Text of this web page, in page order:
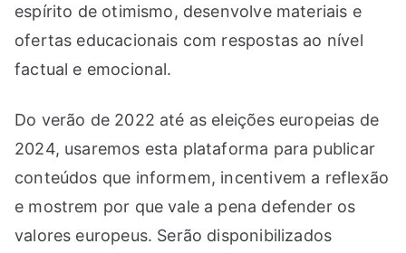
espírito de otimismo, desenvolve materiais e
ofertas educacionais com respostas ao nível
factual e emocional.
Do verão de 2022 até as eleições europeias de
2024, usaremos esta plataforma para publicar
conteúdos que informem, incentivem a reflexão
e mostrem por que vale a pena defender os
valores europeus. Serão disponibilizados